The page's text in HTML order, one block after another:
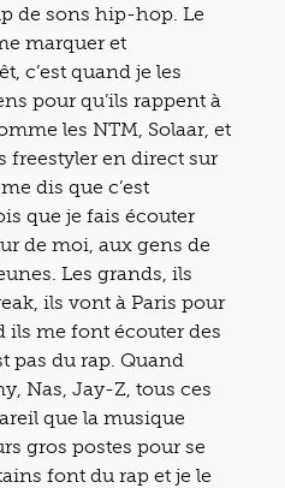
de sons hip-hop. Le
marquer et
c’est quand je les
pour qu’ils rappent à
les NTM, Solaar, et
freestyler en direct sur
dis que c’est
que je fais écouter
de moi, aux gens de
Les grands, ils
ils vont à Paris pour
ils me font écouter des
pas du rap. Quand
Nas, Jay-Z, tous ces
que la musique
gros postes pour se
font du rap et je le